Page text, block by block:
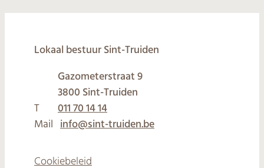
© 2026
Lokaal bestuur Sint-Truiden
Gazometerstraat 9
,
3800 Sint-Truiden
T
011 70 14 14
Mail
info@sint-truiden.be
Cookiebeleid